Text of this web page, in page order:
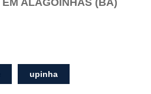
upinha